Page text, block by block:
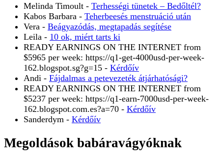
Melinda Timoult - Terhességi tünetek – Bedőltél?
Kabos Barbara - Teherbeesés menstruáció után
Vera - Beágyazódás, megtapadás segítése
Leila - 10 ok, miért tarts ki
READY EARNINGS ON THE INTERNET from
$5965 per week: https://q1-get-4000usd-per-week-
162.blogspot.sg?g=15 - Kérdőív
Andi - Fájdalmas a petevezeték átjárhatósági?
READY EARNINGS ON THE INTERNET from
$5237 per week: https://q1-earn-7000usd-per-week-
162.blogspot.com.es?a=70 - Kérdőív
Sanderdym - Kérdőív
Megoldások babáravágyóknak